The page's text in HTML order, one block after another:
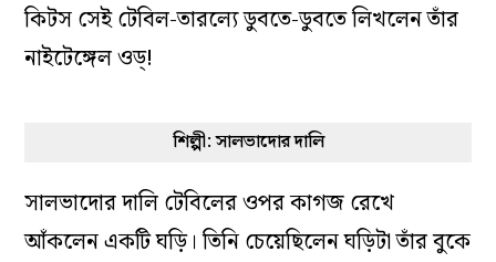
কিটস সেই টেবিল-তারল‌্যে ডুবতে-ডুবতে লিখলেন তাঁর
নাইটেঙ্গেল ওড্‌!
শিল্পী: সালভাদোর দালি
সালভাদোর দালি টেবিলের ওপর কাগজ রেখে
আঁকলেন একটি ঘড়ি। তিনি চেয়েছিলেন ঘড়িটা তাঁর বুকে